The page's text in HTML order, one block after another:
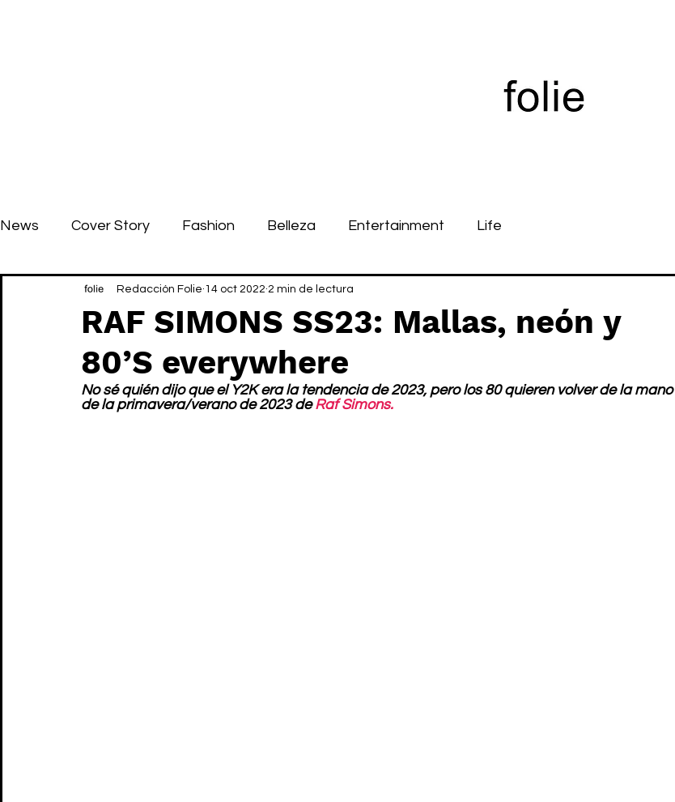
News Cover Story Fashion Belleza Entertainment Life
RAF SIMONS SS23: Mallas, neón y
80’S everywhere
Redacción Folie 14 oct 2022 2 min de lectura
No sé quién dijo que el Y2K era la tendencia de 2023, pero los 80 quieren volver de la mano
de la primavera/verano de 2023 de Raf Simons.